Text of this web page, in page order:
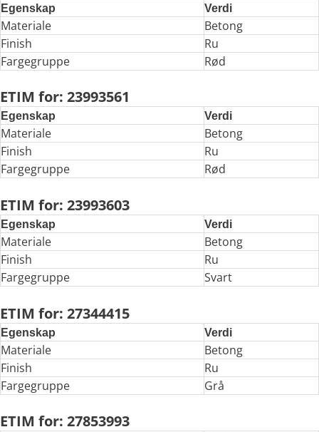
Egenskap Verdi
Materiale
Betong
Finish
Ru
Fargegruppe
Rød
ETIM for: 23993561
Egenskap Verdi
Materiale
Betong
Finish
Ru
Fargegruppe
Rød
ETIM for: 23993603
Egenskap Verdi
Materiale
Betong
Finish
Ru
Fargegruppe
Svart
ETIM for: 27344415
Egenskap Verdi
Materiale
Betong
Finish
Ru
Fargegruppe
Grå
ETIM for: 27853993